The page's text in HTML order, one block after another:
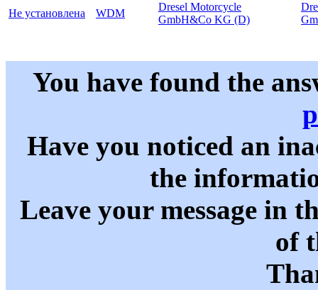
Не установлена
WDM
Dresel Motorcycle
GmbH&Co KG (D)
You have found the
Have you noticed an
the
Leave your message in
of